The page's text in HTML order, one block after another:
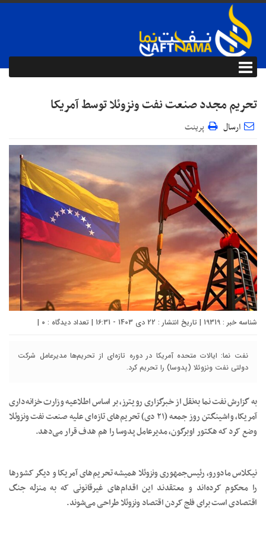
تحریم مجدد صنعت نفت ونزوئلا توسط آمریکا
ارسال پرینت
شناسه خبر : 19319 | تاریخ انتشار : 22 دی 1403 - 16:31 | تعداد دیدگاه : ۰ |
نفت نما: ایالات متحده آمریکا در دوره تازه‌ای از تحریم‌ها مدیرعامل شرکت
دولتی نفت ونزوئلا (پدوسا) را تحریم کرد.
به گزارش نفت نما به‌نقل از خبرگزاری رویترز، بر اساس اطلاعیه وزارت خزانه‌داری
آمریکا، واشینگتن روز جمعه (۲۱ دی) تحریم‌های تازه‌ای علیه صنعت نفت ونزوئلا
وضع کرد که هکتور اوبرگون، مدیرعامل پدوسا را هم هدف قرار می‌دهد.
نیکلاس مادورو، رئیس‌جمهوری ونزوئلا همیشه تحریم‌های آمریکا و دیگر کشورها
را محکوم کرده‌اند و معتقدند این اقدام‌های غیرقانونی که به منزله جنگ
اقتصادی است برای فلج کردن اقتصاد ونزوئلا طراحی می‌شوند.